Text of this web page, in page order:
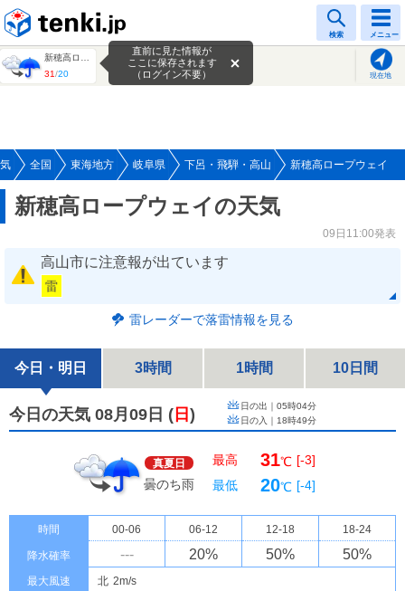
検索 メニュー
31/20 現在地
直前に見た情報が
ここに保存されます
（ログイン不要）
全国 東海地方 岐阜県 下呂・飛騨・高山 新穂高ロープウェイ
新穂高ロープウェイの天気
09日11:00発表
高山市に注意報が出ています
雷
雷レーダーで落雷情報を見る
今日・明日 3時間 1時間 10日間
今日の天気 08月09日 ( 日 ) 日の出｜ 05時04分
日の入｜ 18時49分
真夏日
曇のち雨
最高 31℃ [-3]
最低
20℃ [-4]
時間 00-06 06-12 12-18 18-24
降水確率 --- 20% 50% 50%
最大風速 北 2m/s